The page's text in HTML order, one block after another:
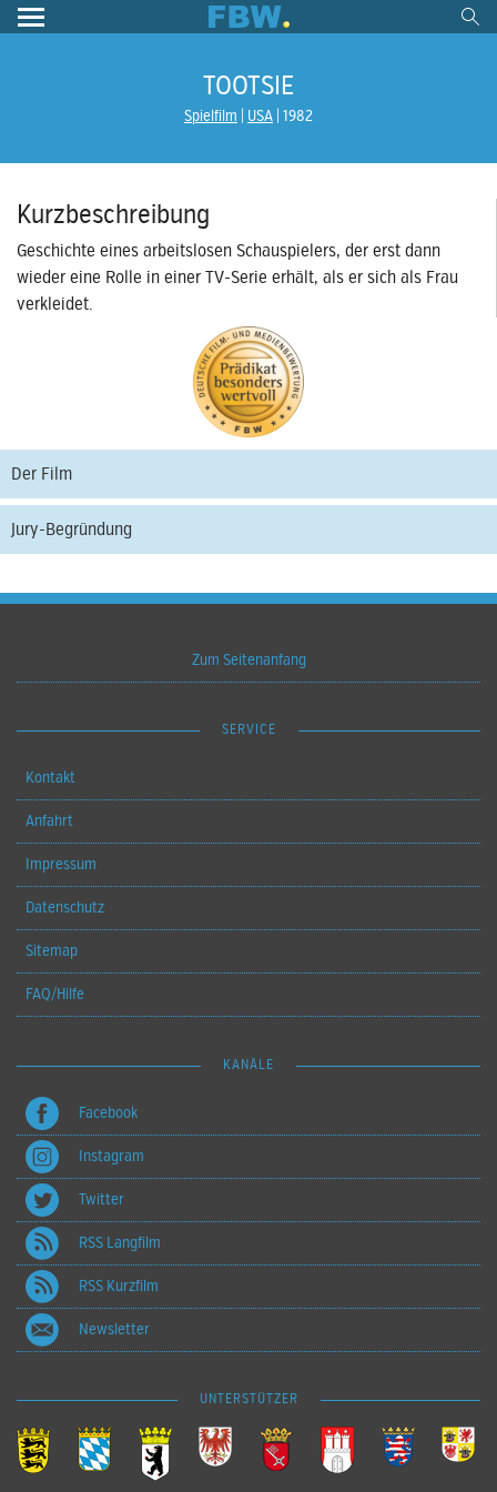
TOOTSIE
Spielfilm USA 1982
Kurzbeschreibung
Geschichte eines arbeitslosen Schauspielers, der erst dann
wieder eine Rolle in einer TV-Serie erhält, als er sich als Frau
verkleidet.
Der Film
Jury-Begründung
Zum Seitenanfang
SERVICE
Kontakt
Anfahrt
Impressum
Datenschutz
Sitemap
FAQ/Hilfe
KANÄLE
Facebook
Instagram
Twitter
RSS Langfilm
RSS Kurzfilm
Newsletter
UNTERSTÜTZER